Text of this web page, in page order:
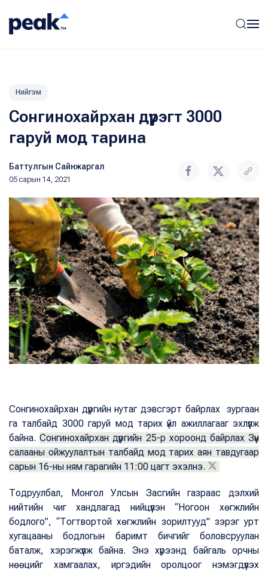
Нийгэм
Сонгинохайрхан дүүрэгт 3000
гаруй мод тарина
Баттулгын Сайнжаргал
05 сарын 14, 2021
Сонгинохайрхан дүүргийн нутаг дэвсгэрт байрлах зургаан
га талбайд 3000 гаруй мод тарих үйл ажиллагааг эхлүүлж
байна.Сонгинохайрхан дүүргийн 25-р хороонд байрлах Зүүн
салааны ойжуулалтын талбайд мод тарих аян тавдугаар
сарын 16-ны ням гарагийн 11:00 цагт эхэлнэ.
Тодруулбал, Монгол Улсын Засгийн газраас дэлхий
нийтийн чиг хандлагад нийцүүлэн “Ногоон хөгжлийн
бодлого”, “Тогтвортой хөгжлийн зорилтууд" зэрэг урт
хугацааны бодлогын баримт бичгийг боловсруулан
баталж, хэрэгжүүлж байна. Энэ хүрээнд байгаль орчны
нөөцийг хамгаалах, иргэдийн оролцоог нэмэгдүүлэх